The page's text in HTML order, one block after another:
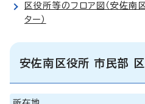
区役所等のフロア図（安佐南
ター）
安佐南区役所 市民部